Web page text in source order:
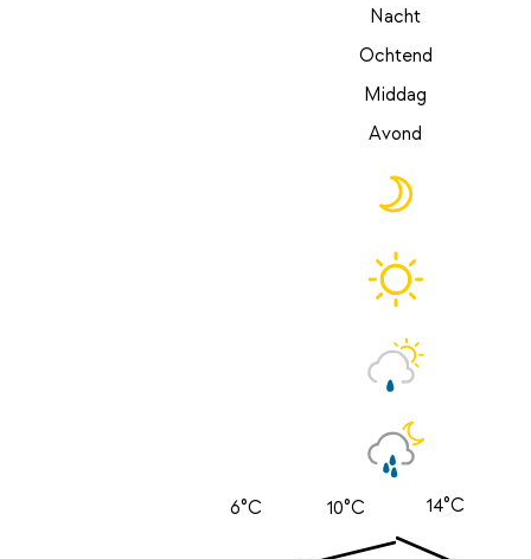
Nacht
Ochtend
Middag
Avond
6°C 10°C 14°C